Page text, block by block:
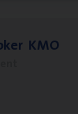
KMO